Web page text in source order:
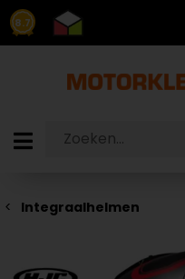
8.7
Integraalhelmen